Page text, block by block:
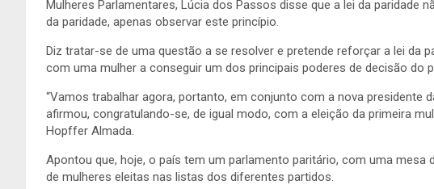
Mulheres Parlamentares, Lúcia dos Passos disse que a lei da paridade
da paridade, apenas observar este princípio.
Diz tratar-se de uma questão a se resolver e pretende reforçar a lei da
com uma mulher a conseguir um dos principais poderes de decisão do
“Vamos trabalhar agora, portanto, em conjunto com a nova presidente
afirmou, congratulando-se, de igual modo, com a eleição da primeira
Hopffer Almada.
Apontou que, hoje, o país tem um parlamento paritário, com uma mesa
de mulheres eleitas nas listas dos diferentes partidos.